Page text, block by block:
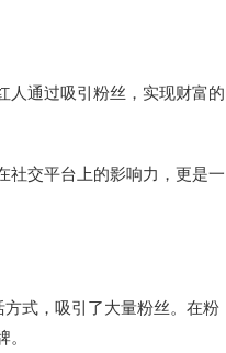
人通过吸引粉丝，实现财富的
社交平台上的影响力，更是一
式，吸引了大量粉丝。在粉